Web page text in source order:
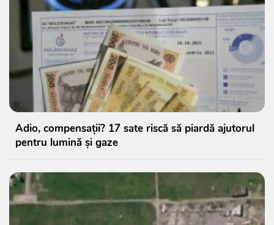
Adio, compensații? 17 sate riscă să piardă ajutorul
pentru lumină și gaze